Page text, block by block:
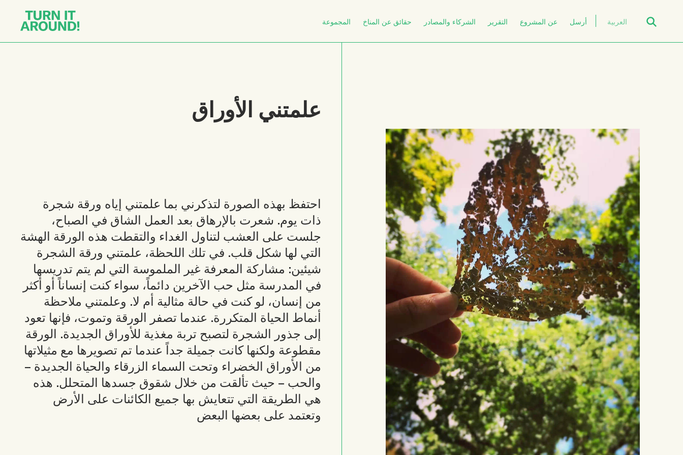
المجموعة حقائق عن المناخ الشركاء والمصادر التقرير عن المشروع أرسل العربية
علمتني الأوراق
احتفظ بهذه الصورة لتذكرني بما علمتني إياه ورقة شجرة
ذات يوم. شعرت بالإرهاق بعد العمل الشاق في الصباح،
جلست على العشب لتناول الغداء والتقطت هذه الورقة الهشة
التي لها شكل قلب. في تلك اللحظة، علمتني ورقة الشجرة
شيئين: مشاركة المعرفة غير الملموسة التي لم يتم تدريسها
في المدرسة مثل حب الآخرين دائماً، سواء كنت إنساناً أو أكثر
من إنسان، لو كنت في حالة مثالية أم لا. وعلمتني ملاحظة
أنماط الحياة المتكررة. عندما تصفر الورقة وتموت، فإنها تعود
إلى جذور الشجرة لتصبح تربة مغذية للأوراق الجديدة. الورقة
مقطوعة ولكنها كانت جميلة جداً عندما تم تصويرها مع مثيلاتها
من الأوراق الخضراء وتحت السماء الزرقاء والحياة الجديدة –
والحب – حيث تألقت من خلال شقوق جسدها المتحلل. هذه
هي الطريقة التي تتعايش بها جميع الكائنات على الأرض
وتعتمد على بعضها البعض